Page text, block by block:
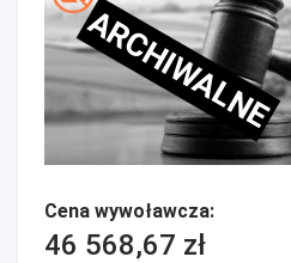
ARCHIWALNE
Cena wywoławcza:
46 568,67 zł